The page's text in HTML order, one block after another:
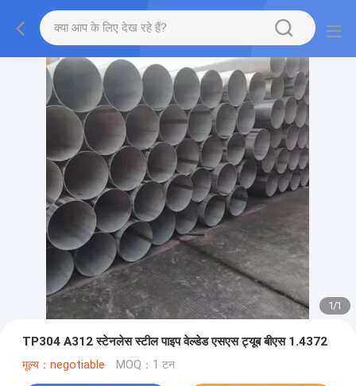
1/1
TP304 A312 स्टेनलेस स्टील पाइप वेल्डेड एसएस ट्यूब बीएस 1.4372
मूल्य：negotiable MOQ：1 टन